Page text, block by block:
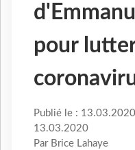
pour
Publié le :
13.03.2020
Par Brice Lahaye